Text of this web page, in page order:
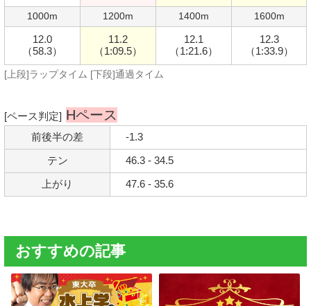
1000m
12.0
（58.3）
1200m
11.2
（1:09.5）
1400m
12.1
（1:21.6）
1600m
12.3
（1:33.9）
[上段]ラップタイム [下段]通過タイム
[ペース判定] Hペース
前後半の差 -1.3
テン 46.3 - 34.5
上がり 47.6 - 35.6
おすすめの記事